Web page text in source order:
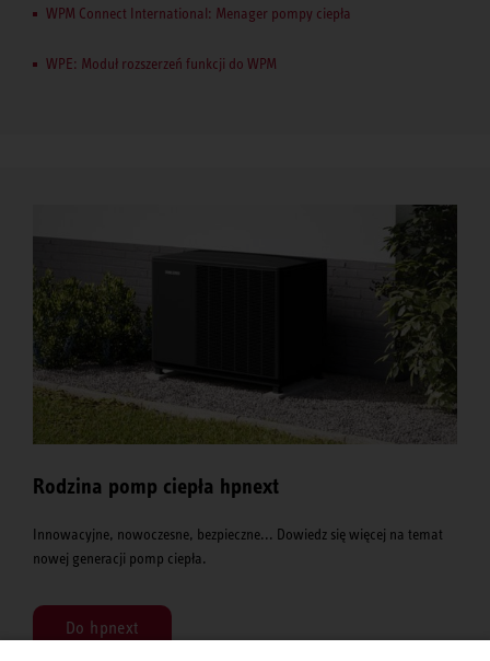
WPM Connect International: Menager pompy ciepła
WPE: Moduł rozszerzeń funkcji do WPM
Rodzina pomp ciepła hpnext
Innowacyjne, nowoczesne, bezpieczne... Dowiedz się więcej na temat
nowej generacji pomp ciepła.
Do hpnext